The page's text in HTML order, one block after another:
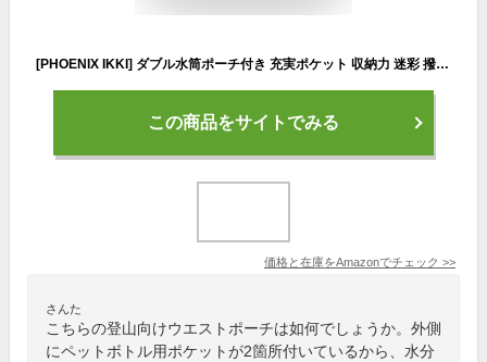
[PHOENIX IKKI] ダブル水筒ポーチ付き 充実ポケット 収納力 迷彩 撥水加工 アウトドア 旅行 釣り キャンプに最適 多機能ウエストバッグ タクティカル斜めがけバッグ 軍事的ハンドバッグ ブラック
この商品をサイトでみる
価格と在庫をAmazonでチェック >>
さんた
こちらの登山向けウエストポーチは如何でしょうか。外側
にペットボトル用ポケットが2箇所付いているから、水分